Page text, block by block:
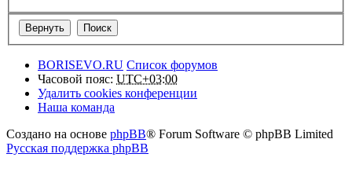
BORISEVO.RU Список форумов
Часовой пояс: UTC+03:00
Удалить cookies конференции
Наша команда
Создано на основе phpBB® Forum Software © phpBB Limited
Русская поддержка phpBB